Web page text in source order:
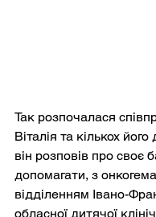
Так розпочалася
Віталія та кількох
він розповів про своє
допомагати, з
відділенням Івано-
обласної дитячої